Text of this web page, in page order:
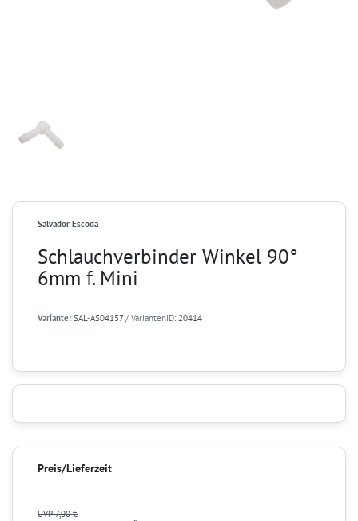
Salvador Escoda
Schlauchverbinder Winkel 90°
6mm f. Mini
Variante: SAL-AS04157/ VariantenID: 20414
Preis/Lieferzeit
UVP 7,00 €